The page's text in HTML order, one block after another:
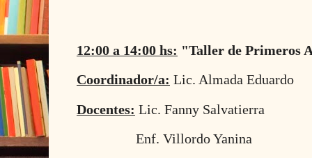
12:00 a 14:00 hs: "Taller de Primeros
Coordinador/a: Lic. Almada Eduardo
Docentes: Lic. Fanny Salvatierra
Enf. Villordo Yanina